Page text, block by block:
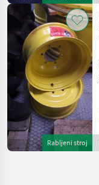
Rabljeni stroj